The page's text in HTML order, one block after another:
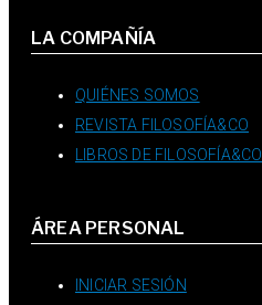
LA COMPAÑÍA
QUIÉNES SOMOS
REVISTA FILOSOFÍA&CO
LIBROS DE FILOSOFÍA&CO
ÁREA PERSONAL
INICIAR SESIÓN